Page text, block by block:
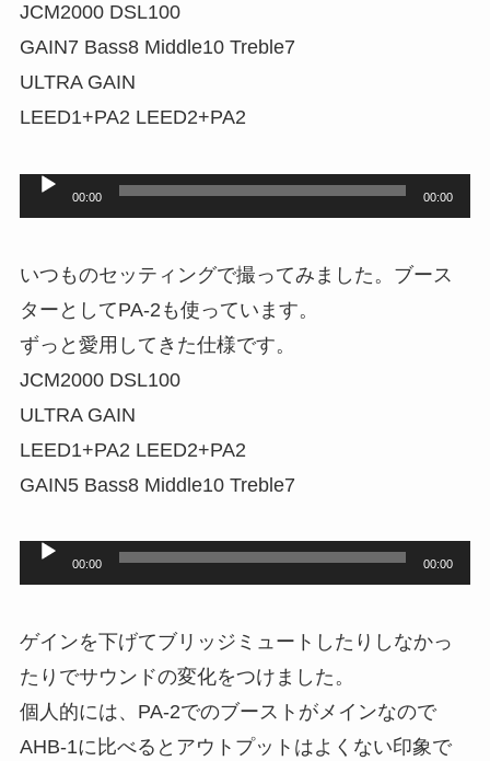
JCM2000 DSL100
GAIN7 Bass8 Middle10 Treble7
ULTRA GAIN
LEED1+PA2 LEED2+PA2
声
ー
00:00 00:00
いつものセッティングで撮ってみました。ブース
ターとしてPA-2も使っています。
ずっと愛用してきた仕様です。
JCM2000 DSL100
ULTRA GAIN
LEED1+PA2 LEED2+PA2
GAIN5 Bass8 Middle10 Treble7
プ
ー
00:00 00:00
ゲインを下げてブリッジミュートしたりしなかっ
たりでサウンドの変化をつけました。
個人的には、PA-2でのブーストがメインなので
AHB-1に比べるとアウトプットはよくない印象で